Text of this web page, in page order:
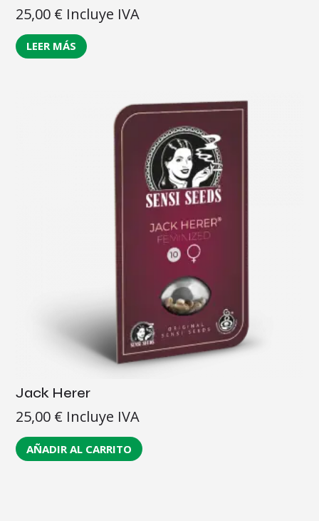
25,00 € Incluye IVA
LEER MÁS
Jack Herer
25,00 € Incluye IVA
AÑADIR AL CARRITO